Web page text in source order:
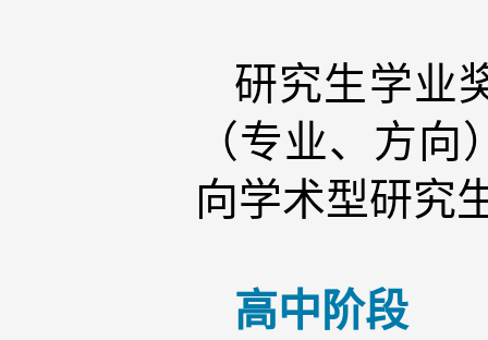
研究生学业
（专业、方
向学术型研究
高中阶段